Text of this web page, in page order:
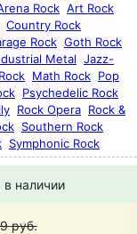
Rock Art Rock
Country Rock
Rock Goth Rock
Metal Jazz-
Math Rock Pop
Psychedelic Rock
Rock Opera Rock &
Southern Rock
Symphonic Rock
в наличии
руб.